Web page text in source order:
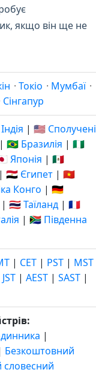
якщо він ще не
· Токіо · Мумбаї ·
Сінгапур
| 🇺🇸 Сполучені
| 🇧🇷 Бразилія | 🇳🇬
Японія | 🇲🇽
| 🇪🇬 Єгипет | 🇻🇳
Конго | 🇩🇪
| 🇹🇭 Таїланд | 🇫🇷
| 🇿🇦 Південна
| CET | PST | MST
JST | AEST | SAST |
|
Безкоштовний